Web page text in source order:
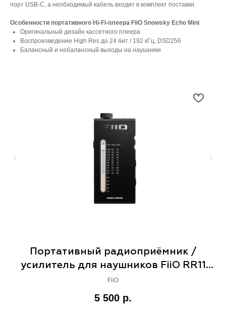
порт USB-C, а необходимый кабель входит в комплект поставки.
Особенности портативного Hi-Fi-плеера FiiO Snowsky Echo Mini
Оригинальный дизайн кассетного плеера
Воспроизведение High Res до 24 бит / 192 кГц, DSD256
Балансный и небалансный выходы на наушники
Портативный радиоприёмник /
усилитель для наушников FiiO RR11
black
FiiO
5 500 р.